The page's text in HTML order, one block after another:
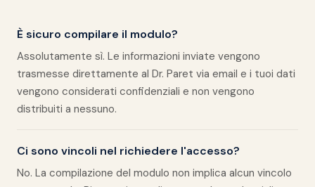
È sicuro compilare il modulo?
Assolutamente sì. Le informazioni inviate vengono
trasmesse direttamente al Dr. Paret via email e i tuoi dati
vengono considerati confidenziali e non vengono
distribuiti a nessuno.
Ci sono vincoli nel richiedere l'accesso?
No. La compilazione del modulo non implica alcun vincolo